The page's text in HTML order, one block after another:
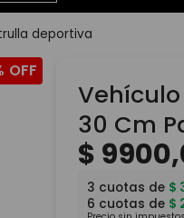
deportiva
30 Cm
$ 9900,
3 cuotas de $
6 cuotas de $